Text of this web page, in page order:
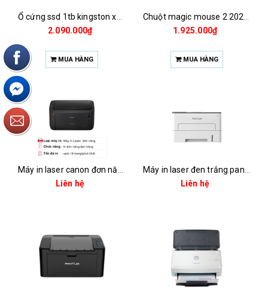
2.090.000₫
MUA HÀNG
1.925.000₫
MUA HÀNG
Liên hệ
Liên hệ